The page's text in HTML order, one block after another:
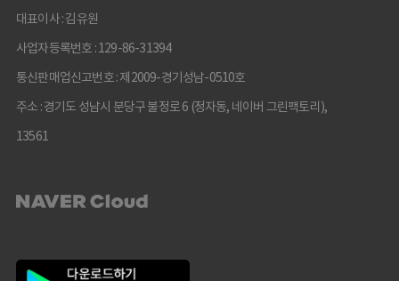
대표이사 : 김유원
사업자등록번호 : 129-86-31394
통신판매업신고번호 : 제2009-경기성남-0510호
주소 : 경기도 성남시 분당구 불정로 6 (정자동, 네이버 그린팩토리),
13561